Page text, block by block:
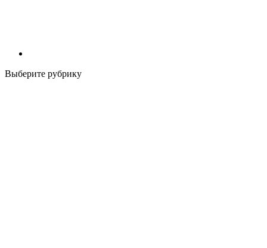
Выберите рубрику